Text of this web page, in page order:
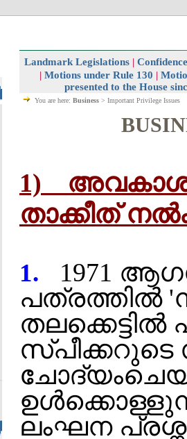
Landmark Legislations |
| Motions under Rule 130 |
presented to the House
You are here: Business > Important Privilege Issues
1)
താക്കീത്
1.
1971
പത്രത്തില്‍
തലക്കെട്ടില്‍
സ്പീക്കറുടെ
ലംഘന